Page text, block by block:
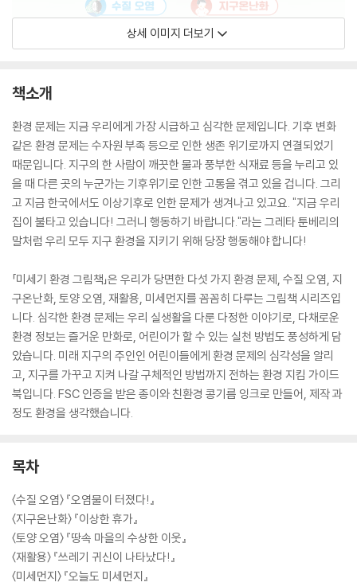
상세 이미지 더보기
책소개
환경 문제는 지금 우리에게 가장 시급하고 심각한 문제입니다. 기후 변화
같은 환경 문제는 수자원 부족 등으로 인한 생존 위기로까지 연결되었기
때문입니다. 지구의 한 사람이 깨끗한 물과 풍부한 식재료 등을 누리고 있
을 때 다른 곳의 누군가는 기후위기로 인한 고통을 겪고 있을 겁니다. 그리
고 지금 한국에서도 이상기후로 인한 문제가 생겨나고 있고요. "지금 우리
집이 불타고 있습니다! 그러니 행동하기 바랍니다."라는 그레타 툰베리의
말처럼 우리 모두 지구 환경을 지키기 위해 당장 행동해야 합니다!
「미세기 환경 그림책」은 우리가 당면한 다섯 가지 환경 문제, 수질 오염, 지
구온난화, 토양 오염, 재활용, 미세먼지를 꼼꼼히 다루는 그림책 시리즈입
니다. 심각한 환경 문제는 우리 실생활을 다룬 다정한 이야기로, 다채로운
환경 정보는 즐거운 만화로, 어린이가 할 수 있는 실천 방법도 풍성하게 담
았습니다. 미래 지구의 주인인 어린이들에게 환경 문제의 심각성을 알리
고, 지구를 가꾸고 지켜 나갈 구체적인 방법까지 전하는 환경 지킴 가이드
북입니다. FSC 인증을 받은 종이와 친환경 콩기름 잉크로 만들어, 제작 과
정도 환경을 생각했습니다.
목차
〈수질 오염〉 『오염물이 터졌다!』
〈지구온난화〉 『이상한 휴가』
〈토양 오염〉 『땅속 마을의 수상한 이웃』
〈재활용〉 『쓰레기 귀신이 나타났다!』
〈미세먼지〉 『오늘도 미세먼지』